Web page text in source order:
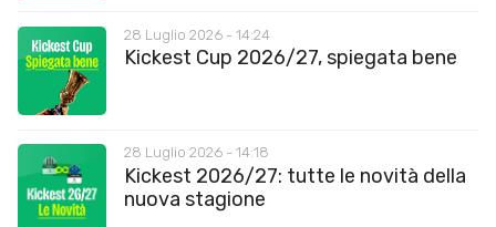
28 Luglio 2026 - 14:24
Kickest Cup 2026/27, spiegata bene
28 Luglio 2026 - 14:18
Kickest 2026/27: tutte le novità della
nuova stagione